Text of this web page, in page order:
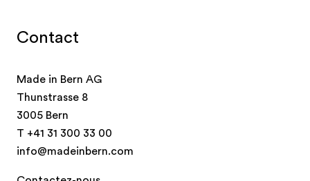
Contact
Made in Bern AG
Thunstrasse 8
3005 Bern
T +41 31 300 33 00
info@madeinbern.com